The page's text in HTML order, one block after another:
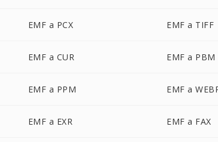
EMF a PCX EMF a TIFF
EMF a CUR EMF a PBM
EMF a PPM EMF a
EMF a EXR EMF a FAX